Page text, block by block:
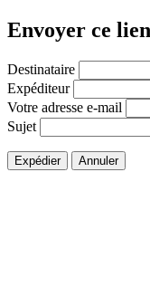
Envoyer ce
Destinataire
Expéditeur
Votre adresse e-mail
Sujet
Expédier Annuler